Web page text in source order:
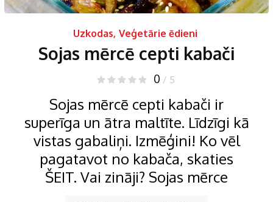
Uzkodas, Veģetārie ēdieni
Sojas mērcē cepti kabači
0 / 5
Sojas mērcē cepti kabači ir
superīga un ātra maltīte. Līdzīgi kā
vistas gabaliņi. Izmēģini! Ko vēl
pagatavot no kabača, skaties
ŠEIT. Vai zināji? Sojas mērce